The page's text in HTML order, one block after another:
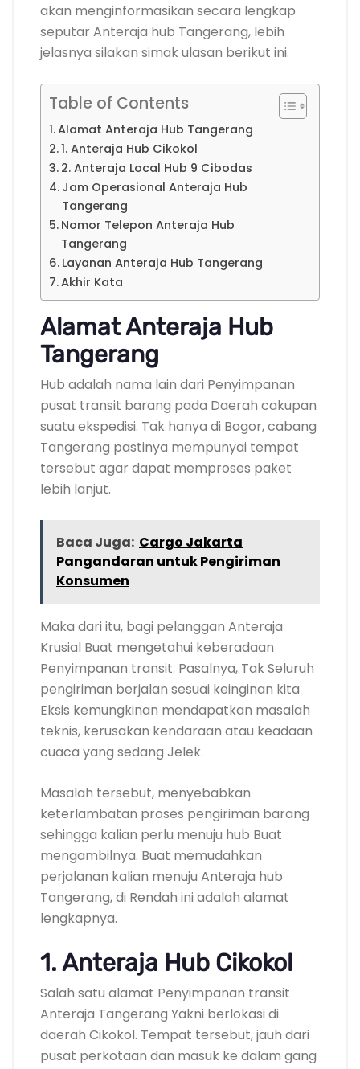
akan menginformasikan secara lengkap
seputar Anteraja hub Tangerang, lebih
jelasnya silakan simak ulasan berikut ini.
Table of Contents
Alamat Anteraja Hub Tangerang
1. Anteraja Hub Cikokol
2. Anteraja Local Hub 9 Cibodas
Jam Operasional Anteraja Hub
Tangerang
Nomor Telepon Anteraja Hub
Tangerang
Layanan Anteraja Hub Tangerang
Akhir Kata
Alamat Anteraja Hub
Tangerang
Hub adalah nama lain dari Penyimpanan
pusat transit barang pada Daerah cakupan
suatu ekspedisi. Tak hanya di Bogor, cabang
Tangerang pastinya mempunyai tempat
tersebut agar dapat memproses paket
lebih lanjut.
Baca Juga: Cargo Jakarta
Pangandaran untuk Pengiriman
Konsumen
Maka dari itu, bagi pelanggan Anteraja
Krusial Buat mengetahui keberadaan
Penyimpanan transit. Pasalnya, Tak Seluruh
pengiriman berjalan sesuai keinginan kita
Eksis kemungkinan mendapatkan masalah
teknis, kerusakan kendaraan atau keadaan
cuaca yang sedang Jelek.
Masalah tersebut, menyebabkan
keterlambatan proses pengiriman barang
sehingga kalian perlu menuju hub Buat
mengambilnya. Buat memudahkan
perjalanan kalian menuju Anteraja hub
Tangerang, di Rendah ini adalah alamat
lengkapnya.
1. Anteraja Hub Cikokol
Salah satu alamat Penyimpanan transit
Anteraja Tangerang Yakni berlokasi di
daerah Cikokol. Tempat tersebut, jauh dari
pusat perkotaan dan masuk ke dalam gang